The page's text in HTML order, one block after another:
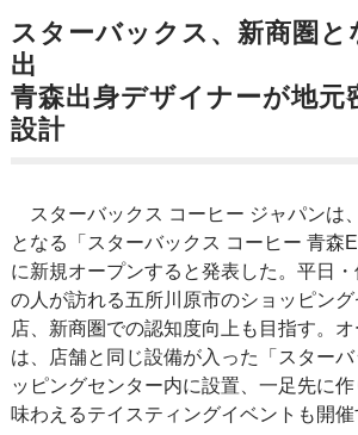
スターバックス、新商圏と
出
青森出身デザイナーが地元
設計
スターバックス コーヒー ジャパンは
となる「スターバックス コーヒー 青森
に新規オープンすると発表した。平日・
の人が訪れる五所川原市のショッピン
店、新商圏での認知度向上も目指す。
は、店舗と同じ設備が入った「スター
ッピングセンター内に設置、一足先に
味わえるテイスティングイベントも開催